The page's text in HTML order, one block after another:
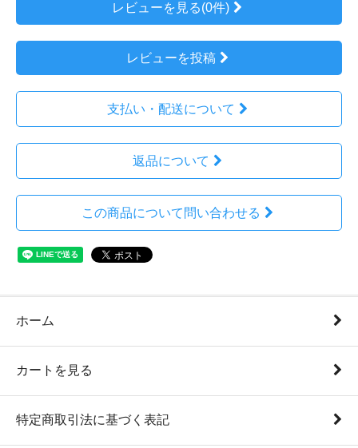
レビューを見る(0件)
レビューを投稿
支払い・配送について
返品について
この商品について問い合わせる
ホーム
カートを見る
特定商取引法に基づく表記